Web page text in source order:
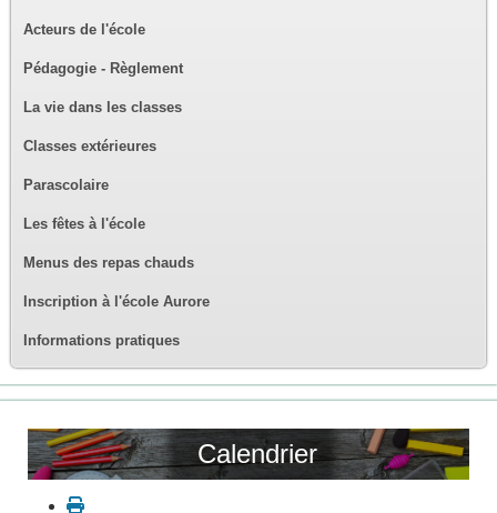
Acteurs de l'école
Pédagogie - Règlement
La vie dans les classes
Classes extérieures
Parascolaire
Les fêtes à l'école
Menus des repas chauds
Inscription à l'école Aurore
Informations pratiques
Calendrier